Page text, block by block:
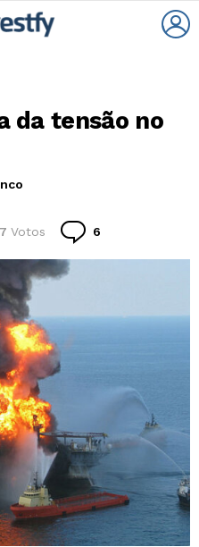
da tensão no
Votos 6